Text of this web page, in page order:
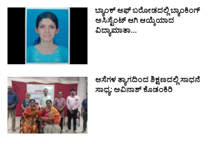
ಬ್ಯಾಂಕ್ ಆಫ್ ಬರೋಡದಲ್ಲಿ ಬ್ಯಾಂಕಿಂಗ್
ಅಸಿಸ್ಟೆಂಟ್ ಆಗಿ ಆಯ್ಕೆಯಾದ
ವಿದ್ಯಾಮಾತಾ…
ಆಸೆಗಳ ತ್ಯಾಗದಿಂದ ಶಿಕ್ಷಣದಲ್ಲಿ ಸಾಧನೆ
ಸಾಧ್ಯ: ಅವಿನಾಶ್ ಕೊಡಂಕಿರಿ